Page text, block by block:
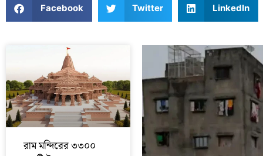
Facebook Twitter LinkedIn
রাম মন্দিরের ৩৩০০